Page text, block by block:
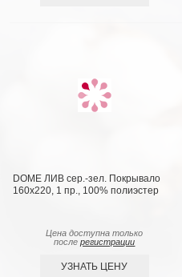
DOME ЛИВ сер.-зел. Покрывало
160х220, 1 пр., 100% полиэстер
Цена доступна только
послерегистрации
УЗНАТЬ ЦЕНУ